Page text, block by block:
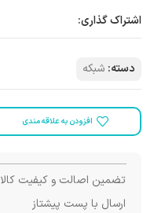
اشتراک گذاری:
دسته: شبکه
افزودن به علاقه مندی
تضمین اصالت و کیفیت کالا
ارسال با پست پیشتاز